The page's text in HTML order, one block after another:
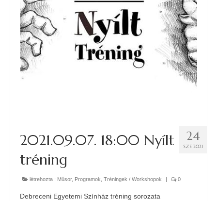
24
SZE 2021
2021.09.07. 18:00 Nyílt
tréning
létrehozta : Műsor, Programok Tréningek / Workshopok 0
Debreceni Egyetemi Színház tréning sorozata